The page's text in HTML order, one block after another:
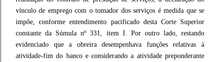
vínculo de emprego com o tomador dos serviços é medida que se
impõe, conforme entendimento pacificado desta Corte Superior
constante da Súmula nº 331, item I. Por outro lado, restando
evidenciado que a obreira desempenhava funções relativas à
atividade-fim do banco e considerando a atividade preponderante